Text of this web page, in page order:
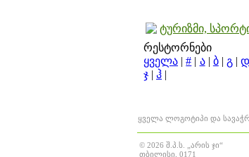
ტურიზმი,
რესტორნები
ყველა |# | ა| ბ|გ |დ
ჯ | ჰ |
ყველა ლოგოტიპი და
© 2026 შ.პ.ს. „არის ჯი“
თბილისი, 0171